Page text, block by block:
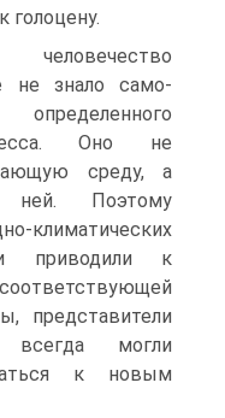
голоцену.
не знало само­
Оно не
среду, а
ней. Поэтому
приводили к
представители
могли
к новым